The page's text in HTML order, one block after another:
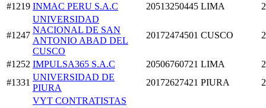
#1219 INMAC PERU S.A.C 20513250445 LIMA
#1247
UNIVERSIDAD
NACIONAL DE SAN
ANTONIO ABAD DEL
CUSCO
20172474501 CUSCO
#1252 IMPULSA365 S.A.C 20506760721 LIMA
#1331
UNIVERSIDAD DE
PIURA
20172627421 PIURA
VYT CONTRATISTAS